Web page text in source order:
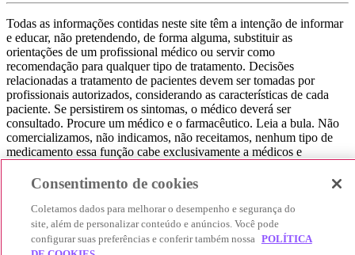
Todas as informações contidas neste site têm a intenção de informar
e educar, não pretendendo, de forma alguma, substituir as
orientações de um profissional médico ou servir como
recomendação para qualquer tipo de tratamento. Decisões
relacionadas a tratamento de pacientes devem ser tomadas por
profissionais autorizados, considerando as características de cada
paciente. Se persistirem os sintomas, o médico deverá ser
consultado. Procure um médico e o farmacêutico. Leia a bula. Não
comercializamos, não indicamos, não receitamos, nenhum tipo de
medicamento essa função cabe exclusivamente a médicos e
consultar seu médico. Não somos uma loja ou marketplace, ou seja,
que você encontre o preço mais barato, comparando os preços de
produtos farmacêuticos. Contribuímos e damos auxílio para que sua
experiência seja bem-sucedida, mas a finalização da compra
acontece nos sites das nossas lojas parceiras.
Consentimento de cookies
Coletamos dados para melhorar o desempenho e segurança do
site, além de personalizar conteúdo e anúncios. Você pode
configurar suas preferências e conferir também nossa POLÍTICA